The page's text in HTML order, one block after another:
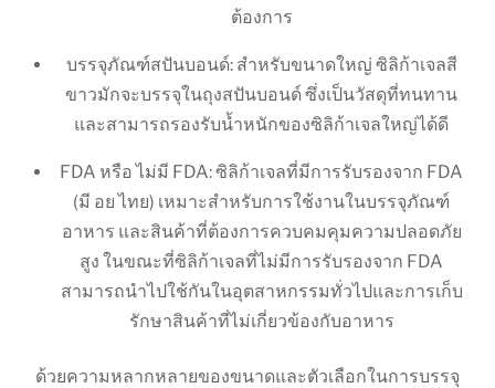
ต้องการ
บรรจุภัณฑ์สปันบอนด์: สำหรับขนาดใหญ่ ซิลิก้าเจลสี
ขาวมักจะบรรจุในถุงสปันบอนด์ ซึ่งเป็นวัสดุที่ทนทาน
และสามารถรองรับน้ำหนักของซิลิก้าเจลใหญ่ได้ดี
FDA หรือ ไม่มี FDA: ซิลิก้าเจลที่มีการรับรองจาก FDA
(มี อย ไทย) เหมาะสำหรับการใช้งานในบรรจุภัณฑ์
อาหาร และสินค้าที่ต้องการควบคมคุมความปลอดภัย
สูง ในขณะที่ซิลิก้าเจลที่ไม่มีการรับรองจาก FDA
สามารถนำไปใช้กันในอุตสาหกรรมทั่วไปและการเก็บ
รักษาสินค้าที่ไม่เกี่ยวข้องกับอาหาร
ด้วยความหลากหลายของขนาดและตัวเลือกในการบรรจุ